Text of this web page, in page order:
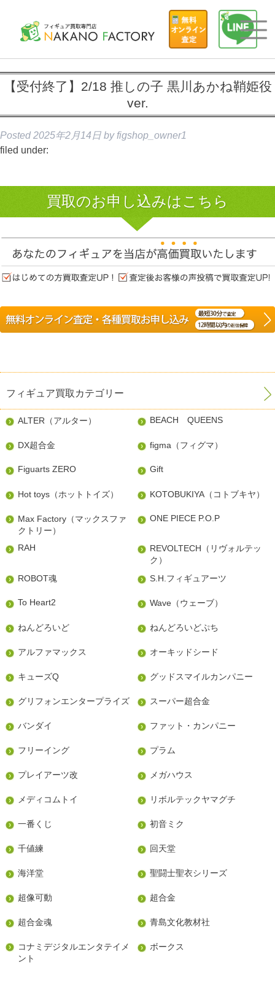
【受付終了】2/18 推しの子 黒川あかね鞘姫役
ver.
Posted 2025年2月14日 by figshop_owner1
filed under:
買取のお申し込みはこちら
フィギュア買取カテゴリー
ALTER（アルター） BEACH QUEENS
DX超合金 figma（フィグマ）
Figuarts ZERO Gift
Hot toys（ホットトイズ） KOTOBUKIYA（コトブキヤ）
Max Factory（マックスファ
クトリー）
ONE PIECE P.O.P
RAH
REVOLTECH（リヴォルテッ
ク）
ROBOT魂
S.H.フィギュアーツ
To Heart2 Wave（ウェーブ）
ねんどろいど ねんどろいどぷち
アルファマックス オーキッドシード
キューズQ グッドスマイルカンパニー
グリフォンエンタープライズ スーパー超合金
バンダイ ファット・カンパニー
フリーイング プラム
プレイアーツ改 メガハウス
メディコムトイ リボルテックヤマグチ
一番くじ 初音ミク
千値練 回天堂
海洋堂 聖闘士聖衣シリーズ
超像可動 超合金
超合金魂 青島文化教材社
コナミデジタルエンタテイメ
ント
ボークス